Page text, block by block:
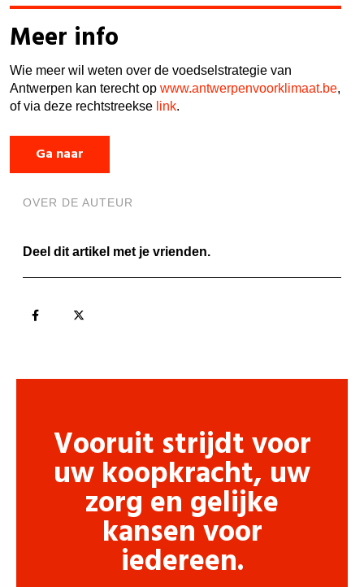
Meer info
Wie meer wil weten over de voedselstrategie van
Antwerpen kan terecht op www.antwerpenvoorklimaat.be,
of via deze rechtstreekse link.
Ga naar
OVER DE AUTEUR
Deel dit artikel met je vrienden.
Vooruit strijdt voor
uw koopkracht, uw
zorg en gelijke
kansen voor
iedereen.